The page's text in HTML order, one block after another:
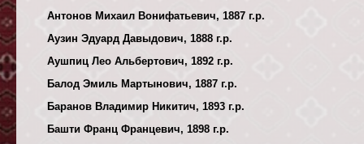
Антонов Михаил Вонифатьевич, 1887 г.р.
Аузин Эдуард Давыдович, 1888 г.р.
Аушпиц Лео Альбертович, 1892 г.р.
Балод Эмиль Мартынович, 1887 г.р.
Баранов Владимир Никитич, 1893 г.р.
Башти Франц Францевич, 1898 г.р.